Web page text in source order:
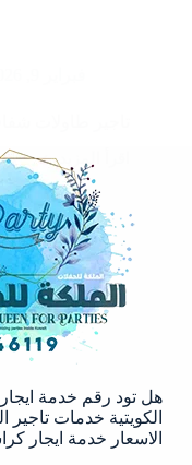
طاولات
شفافه
في
الكويت
:97246119
هل تود رقم خدمة
الكويتية خدمات
الاسعار خدمة ايجار